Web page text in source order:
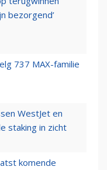
bezorgend’
737 MAX-familie
WestJet en
staking in zicht
komende